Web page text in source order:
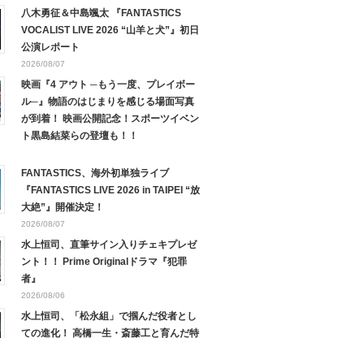
八木勇征＆中島颯太 『FANTASTICS
VOCALIST LIVE 2026 “山羊と犬”』初日
公演レポート
2026/08/07
映画『4 アウト ─もう一度、プレイボー
ル─』物語のはじまりを感じる場面写真
が到着！ 映画公開記念！スポーツイベン
ト黒島結菜らの登壇も！！
FANTASTICS、海外初単独ライブ
『FANTASTICS LIVE 2026 in TAIPEI “放
大絶”』開催決定！
2026/08/07
水上恒司、直筆サイン入りチェキプレゼ
ント！！ Prime Originalドラマ『犯罪
者』
2026/08/06
水上恒司、「松永組」で掴んだ役者とし
ての進化！ 高橋一生・斎藤工と育んだ特